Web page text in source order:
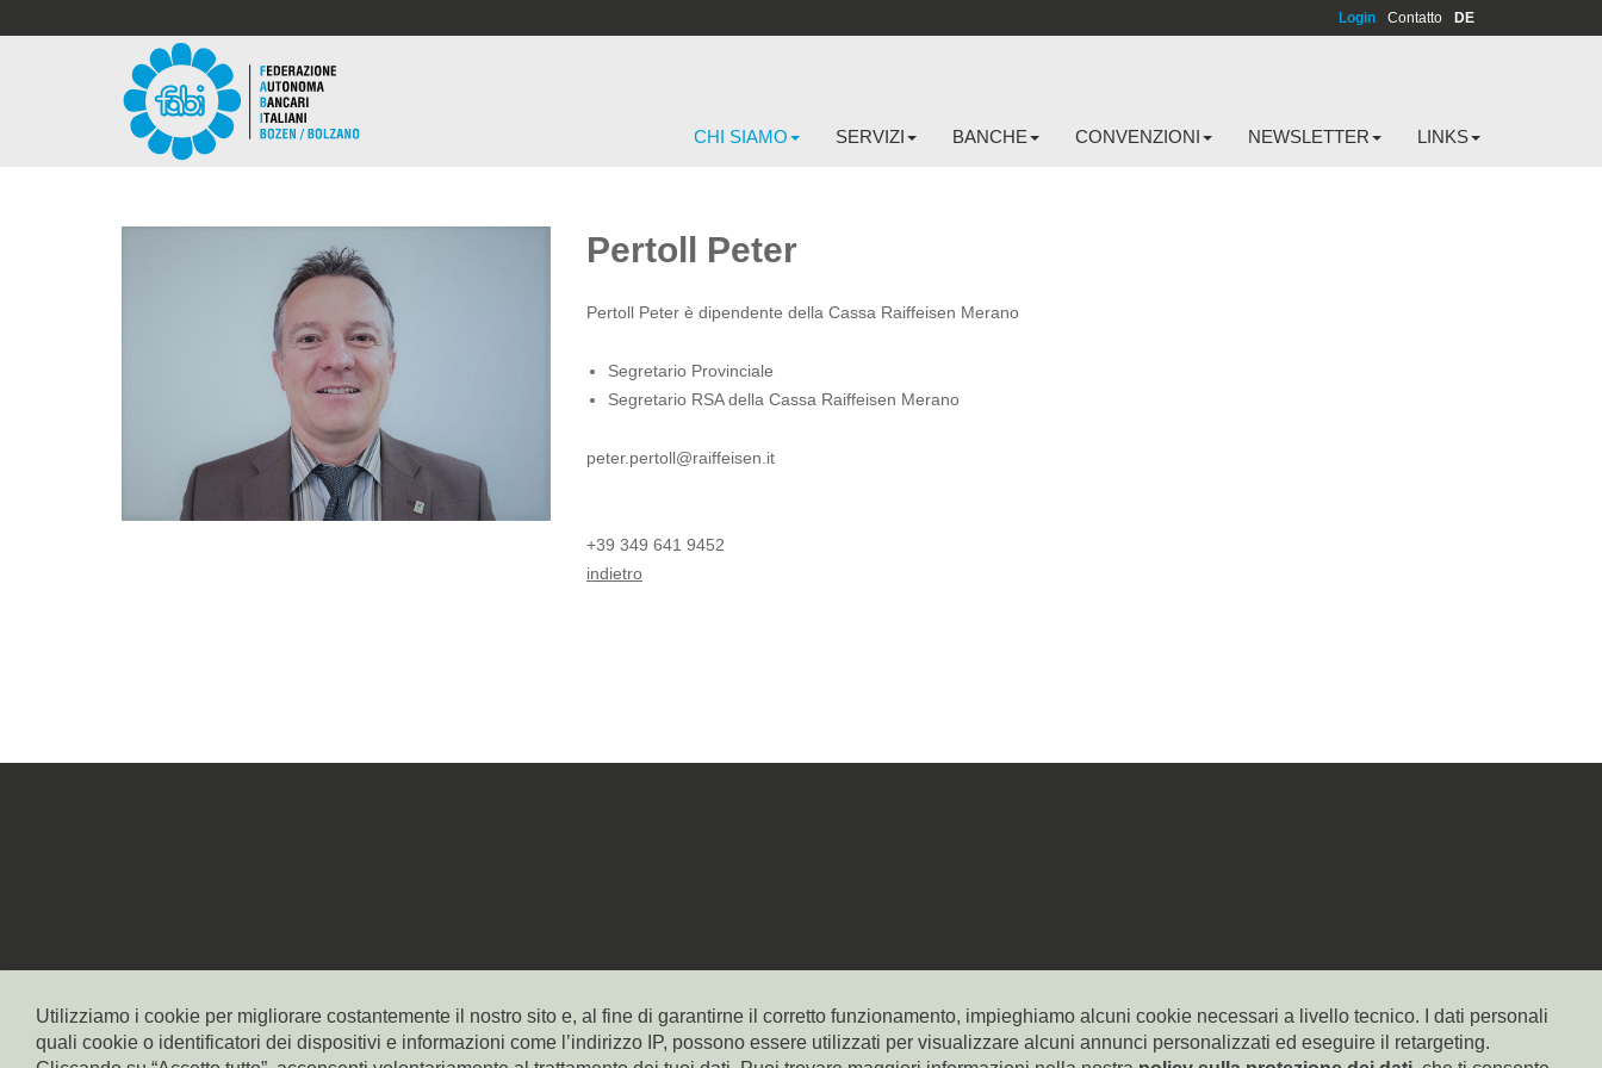
Login Contatto DE
CHI SIAMO SERVIZI BANCHE CONVENZIONI NEWSLETTER LINKS
Pertoll Peter
Pertoll Peter è dipendente della Cassa Raiffeisen Merano
Segretario Provinciale
Segretario RSA della Cassa Raiffeisen Merano
peter.pertoll@raiffeisen.it
+39 349 641 9452
indietro
HOMEPAGE IMPRINT PRIVACY COOKIES
Utilizziamo i cookie per migliorare costantemente il nostro sito e, al fine di garantirne il corretto funzionamento, impieghiamo alcuni cookie necessari a livello tecnico. I dati personali
quali cookie o identificatori dei dispositivi e informazioni come l’indirizzo IP, possono essere utilizzati per visualizzare alcuni annunci personalizzati ed eseguire il retargeting.